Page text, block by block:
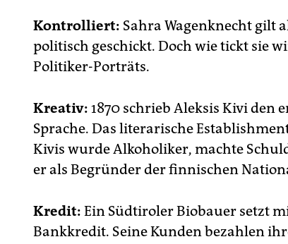
Kontrolliert: Sahra Wagenknecht gilt
politisch geschickt. Doch wie tickt sie
Politiker-Porträts.
Kreativ: 1870 schrieb Aleksis Kivi den
Sprache. Das literarische
Kivis wurde Alkoholiker, machte
er als Begründer der finnischen
Kredit: Ein Südtiroler Biobauer setzt
Bankkredit. Seine Kunden bezahlen